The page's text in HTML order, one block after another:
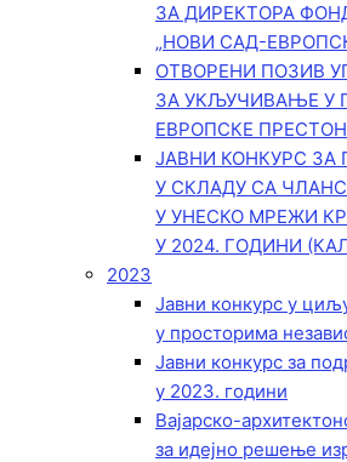
ЗА ДИРЕКТОРА
„НОВИ САД-
ОТВОРЕНИ ПОЗИВ
ЗА УКЉУЧИВАЊЕ У
ЕВРОПСКЕ
ЈАВНИ КОНКУРС
У СКЛАДУ СА
У УНЕСКО МРЕЖИ
У 2024. ГОДИНИ
2023
Јавни конкурс у
у просторима
Јавни конкурс за
у 2023. години
Вајарско-
за идејно решење